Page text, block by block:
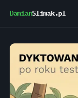
DamianSlimak.pl